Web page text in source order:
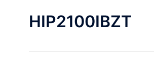
HIP2100IBZT